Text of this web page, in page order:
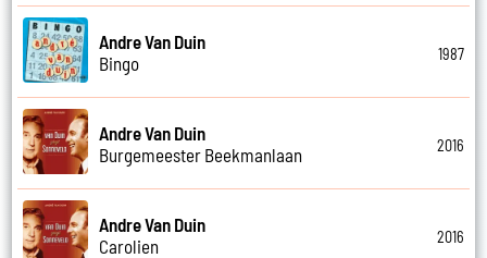
Andre Van Duin
Bingo
1987
Andre Van Duin
Burgemeester Beekmanlaan
2016
Andre Van Duin
Carolien
2016